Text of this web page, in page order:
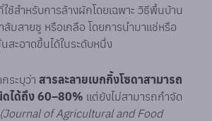
ช้สำหรับการล้างผักโดยเฉพาะ วิธีพื้นบ้าน
ส้มสายชู หรือเกลือ โดยการนำมาแช่หรือ
สะอาดขึ้นได้ในระดับหนึ่ง
กระบุว่าสารละลายเบกกิ้งโซดาสามารถ
ดได้ถึง 60–80% แต่ยังไม่สามารถกำจัด
(Journal of Agricultural and Food